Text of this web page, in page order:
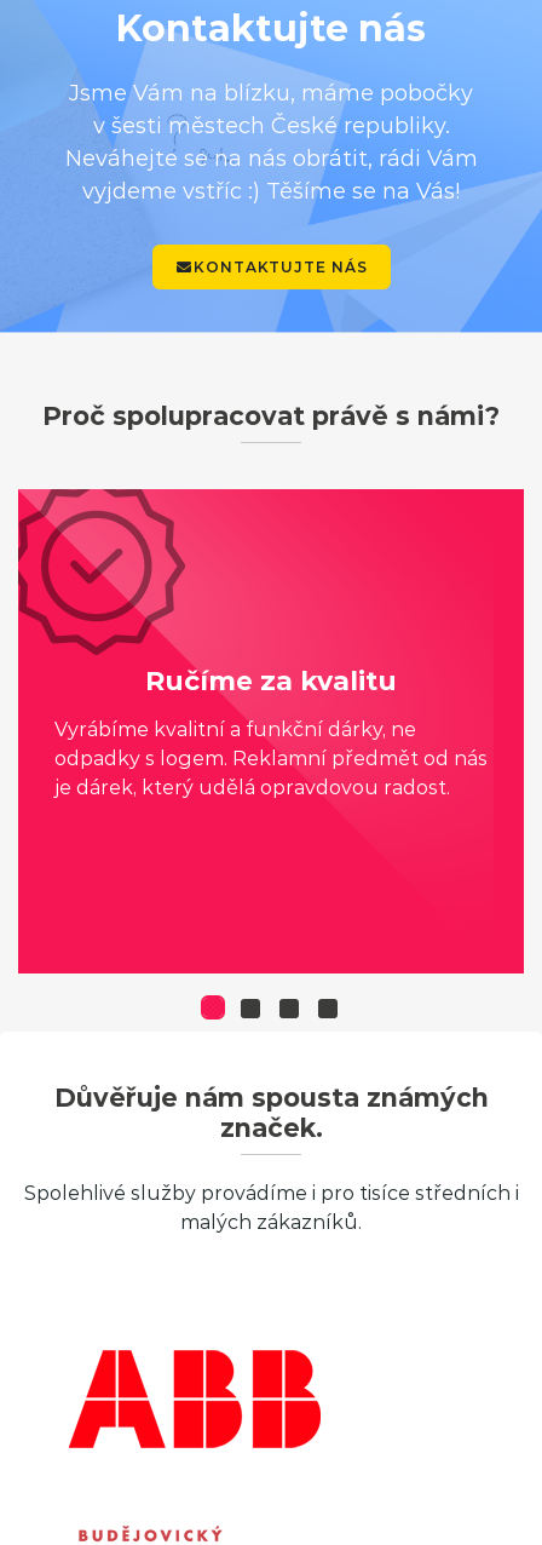
Kontaktujte nás
Jsme Vám na blízku, máme pobočky
v šesti městech České republiky.
Neváhejte se na nás obrátit, rádi Vám
vyjdeme vstříc :) Těšíme se na Vás!
KONTAKTUJTE NÁS
Proč spolupracovat právě s námi?
Ručíme za kvalitu
Vyrábíme kvalitní a funkční dárky, ne
odpadky s logem. Reklamní předmět od nás
je dárek, který udělá opravdovou radost.
Důvěřuje nám spousta známých
značek.
Spolehlivé služby provádíme i pro tisíce středních i
malých zákazníků.